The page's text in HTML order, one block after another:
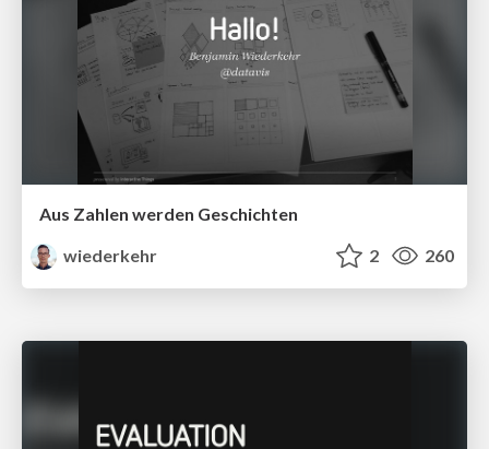
Aus Zahlen werden Geschichten
wiederkehr
2 260